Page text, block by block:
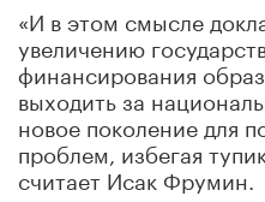
«И в этом смысле
увеличению
финансирования
выходить за
новое поколение для
проблем, избегая
считает Исак Фрумин.